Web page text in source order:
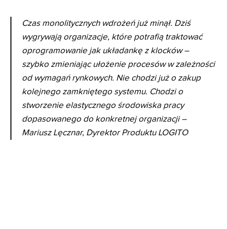
Czas monolitycznych wdrożeń już minął. Dziś
wygrywają organizacje, które potrafią traktować
oprogramowanie jak układankę z klocków –
szybko zmieniając ułożenie procesów w zależności
od wymagań rynkowych. Nie chodzi już o zakup
kolejnego zamkniętego systemu. Chodzi o
stworzenie elastycznego środowiska pracy
dopasowanego do konkretnej organizacji –
Mariusz Lęcznar, Dyrektor Produktu LOGITO